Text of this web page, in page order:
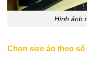
Hình ảnh
Chọn size áo theo